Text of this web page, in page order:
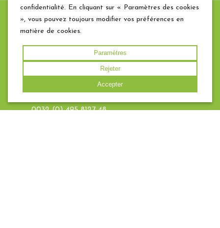
Footer menu
0032 (0) 495 8127 48
confidentialité. En cliquant sur « Paramètres des cookies
», vous pouvez toujours modifier vos préférences en
matière de cookies.
Paramètres
Rejeter
Accepter